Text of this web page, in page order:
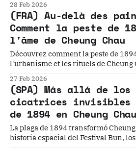
28 Feb 2026
(FRA) Au-delà des
Comment la peste de
l'âme de Cheung Chau
Découvrez comment la peste de
l'urbanisme et les rituels de Cheung
27 Feb 2026
(SPA) Más allá de
cicatrices invisibles
de 1894 en Cheung Chau
La plaga de 1894 transformó
historia espacial del Festival Bun,